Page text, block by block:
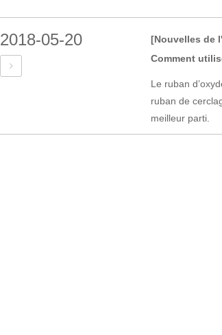
2018-05-20
[Nouvelles de
Comment
Le ruban
ruban de
meilleur parti.